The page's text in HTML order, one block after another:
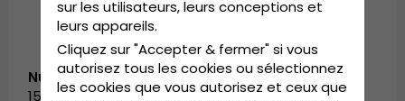
Numéro d’article:
1506.brown
sur les utilisateurs, leurs conceptions et
leurs appareils.
Cliquez sur "Accepter & fermer" si vous
autorisez tous les cookies ou sélectionnez
les cookies que vous autorisez et ceux que